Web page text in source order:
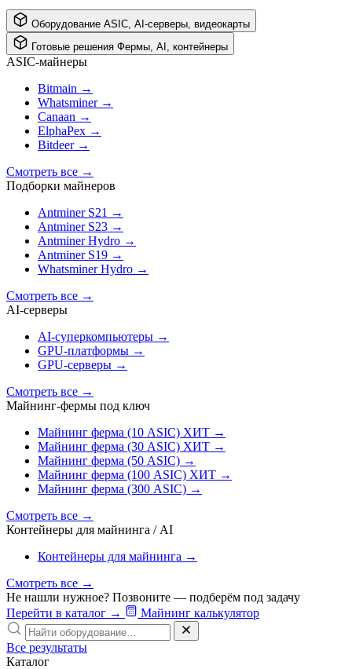
Оборудование ASIC, AI-серверы, видеокарты
Готовые решения Фермы, AI, контейнеры
ASIC-майнеры
Bitmain →
Whatsminer →
Canaan →
ElphaPex →
Bitdeer →
Смотреть все →
Подборки майнеров
Antminer S21 →
Antminer S23 →
Antminer Hydro →
Antminer S19 →
Whatsminer Hydro →
Смотреть все →
AI‑серверы
AI‑суперкомпьютеры →
GPU‑платформы →
GPU‑серверы →
Смотреть все →
Майнинг-фермы под ключ
Майнинг ферма (10 ASIC) ХИТ →
Майнинг ферма (30 ASIC) ХИТ →
Майнинг ферма (50 ASIC) →
Майнинг ферма (100 ASIC) ХИТ →
Майнинг ферма (300 ASIC) →
Смотреть все →
Контейнеры для майнинга / AI
Контейнеры для майнинга →
Смотреть все →
Не нашли нужное? Позвоните — подберём под задачу
Перейти в каталог → Майнинг калькулятор
Все результаты
Каталог